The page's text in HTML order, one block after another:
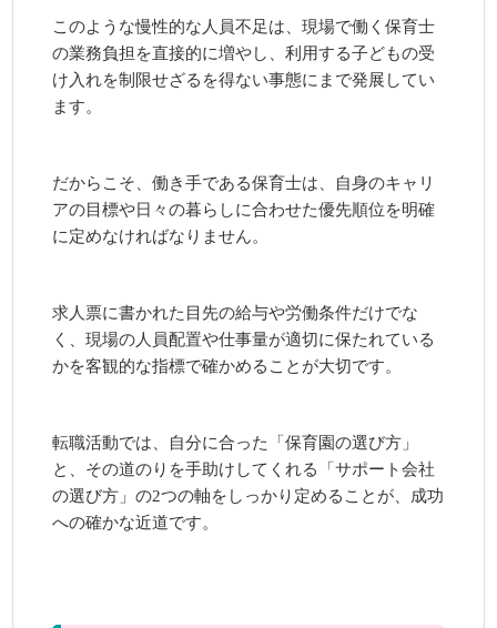
このような慢性的な人員不足は、現場で働く保育士
の業務負担を直接的に増やし、利用する子どもの受
け入れを制限せざるを得ない事態にまで発展してい
ます。
だからこそ、働き手である保育士は、自身のキャリ
アの目標や日々の暮らしに合わせた優先順位を明確
に定めなければなりません。
求人票に書かれた目先の給与や労働条件だけでな
く、現場の人員配置や仕事量が適切に保たれている
かを客観的な指標で確かめることが大切です。
転職活動では、自分に合った「保育園の選び方」
と、その道のりを手助けしてくれる「サポート会社
の選び方」の2つの軸をしっかり定めることが、成功
への確かな近道です。